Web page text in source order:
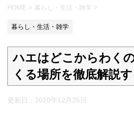
HOME > 暮らし・生活・雑学 >
暮らし・生活・雑学
ハエはどこからわく
くる場所を徹底解説す
更新日： 2020年12月25日